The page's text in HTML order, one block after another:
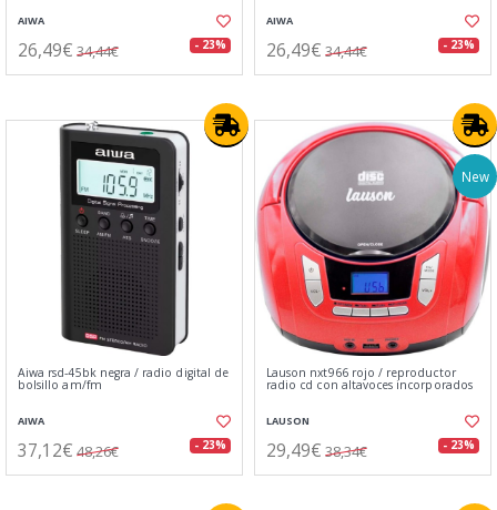
AIWA
26,49€ 34,44€ - 23%
AIWA
26,49€ 34,44€ - 23%
Aiwa rsd-45bk negra / radio digital de
bolsillo am/fm
AIWA
37,12€ 48,26€ - 23%
New
Lauson nxt966 rojo / reproductor
radio cd con altavoces incorporados
LAUSON
29,49€ 38,34€ - 23%